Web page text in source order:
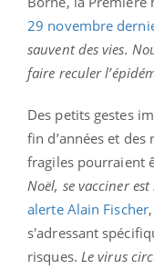
29 novembre
sauvent des vies.
faire reculer
Des petits gestes
fin d’années et
fragiles pourraient
Noël, se vacciner
alerte Alain Fischer
s'adressant
risques. Le virus